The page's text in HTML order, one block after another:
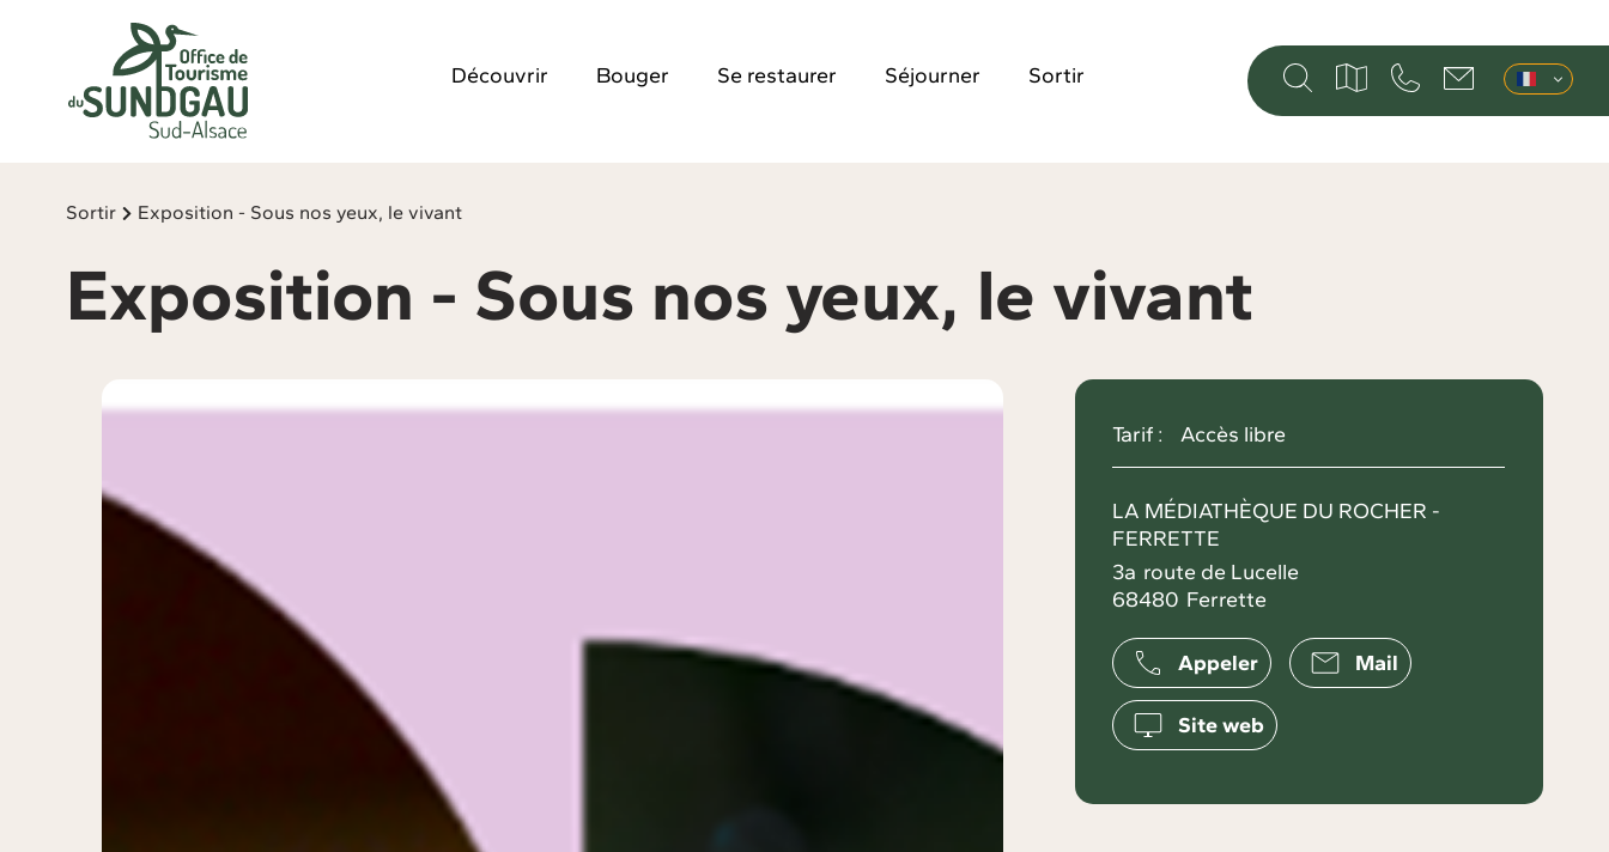
Découvrir Bouger Se restaurer Séjourner Sortir
Sortir Exposition - Sous nos yeux, le vivant
Exposition - Sous nos yeux, le vivant
Tarif : Accès libre
LA MÉDIATHÈQUE DU ROCHER -
FERRETTE
3a route de Lucelle
68480 Ferrette
Appeler Mail
Site web